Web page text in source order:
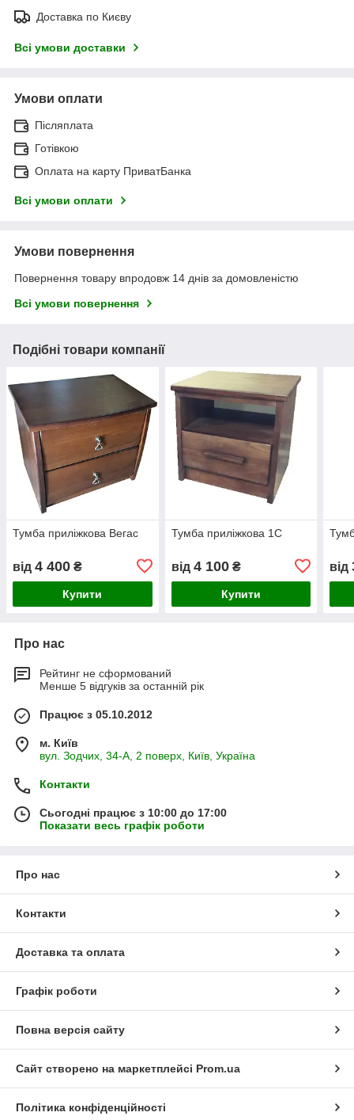
Доставка по Києву
Всі умови доставки
Умови оплати
Післяплата
Готівкою
Оплата на карту ПриватБанка
Всі умови оплати
Умови повернення
Повернення товару впродовж 14 днів за домовленістю
Всі умови повернення
Подібні товари компанії
Тумба приліжкова Вегас
від 4 400 ₴
Купити
Тумба приліжкова 1С
від 4 100₴
Купити
від
Про нас
Рейтинг не сформований
Менше 5 відгуків за останній рік
Працює з 05.10.2012
м. Київ
вул. Зодчих, 34-А, 2 поверх, Київ, Україна
Контакти
Сьогодні працює з 10:00 до 17:00
Показати весь графік роботи
Про нас
Контакти
Доставка та оплата
Графік роботи
Повна версія сайту
Сайт створено на маркетплейсі Prom.ua
Політика конфіденційності